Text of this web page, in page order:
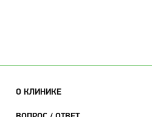
О КЛИНИКЕ